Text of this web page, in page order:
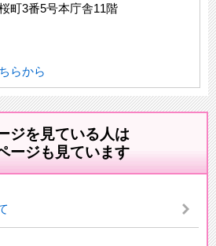
町3番5号本庁舎11階
らから
ジを見ている人は
ージも見ています